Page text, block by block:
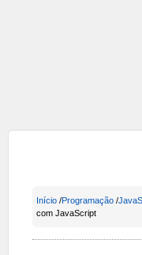
Início /Programação /
com JavaScript